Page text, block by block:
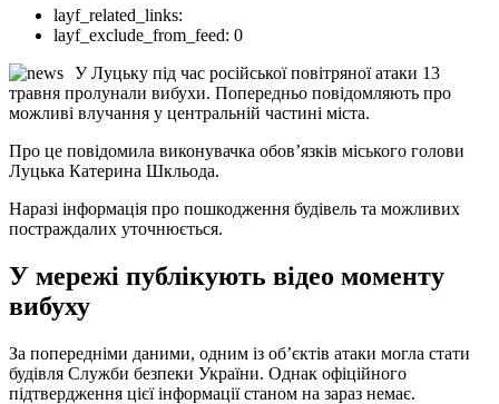
layf_related_links:
layf_exclude_from_feed: 0
У Луцьку під час російської повітряної атаки 13
травня пролунали вибухи. Попередньо повідомляють про
можливі влучання у центральній частині міста.
Про це повідомила виконувачка обов’язків міського голови
Луцька Катерина Шкльода.
Наразі інформація про пошкодження будівель та можливих
постраждалих уточнюється.
У мережі публікують відео моменту
вибуху
За попередніми даними, одним із об’єктів атаки могла стати
будівля Служби безпеки України. Однак офіційного
підтвердження цієї інформації станом на зараз немає.